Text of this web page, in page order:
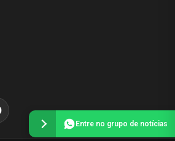
Entre no grupo de notícias